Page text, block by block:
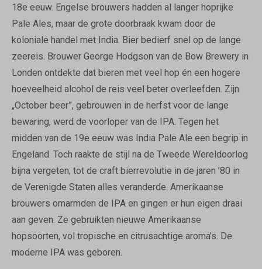
18e eeuw. Engelse brouwers hadden al langer hoprijke
Pale Ales, maar de grote doorbraak kwam door de
koloniale handel met India. Bier bedierf snel op de lange
zeereis. Brouwer George Hodgson van de Bow Brewery in
Londen ontdekte dat bieren met veel hop én een hogere
hoeveelheid alcohol de reis veel beter overleefden. Zijn
„October beer”, gebrouwen in de herfst voor de lange
bewaring, werd de voorloper van de IPA. Tegen het
midden van de 19e eeuw was India Pale Ale een begrip in
Engeland. Toch raakte de stijl na de Tweede Wereldoorlog
bijna vergeten; tot de craft bierrevolutie in de jaren ’80 in
de Verenigde Staten alles veranderde. Amerikaanse
brouwers omarmden de IPA en gingen er hun eigen draai
aan geven. Ze gebruikten nieuwe Amerikaanse
hopsoorten, vol tropische en citrusachtige aroma’s. De
moderne IPA was geboren.